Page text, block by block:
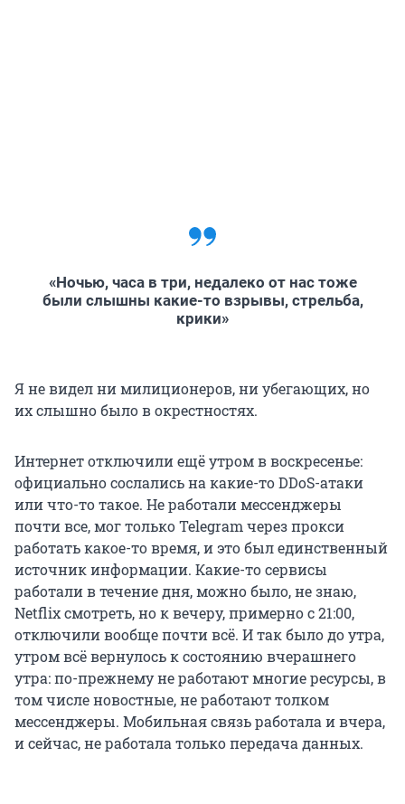
«Ночью, часа в три, недалеко от нас тоже
были слышны какие-то взрывы, стрельба,
крики»
Я не видел ни милиционеров, ни убегающих, но
их слышно было в окрестностях.
Интернет отключили ещё утром в воскресенье:
официально сослались на какие-то DDoS-атаки
или что-то такое. Не работали мессенджеры
почти все, мог только Telegram через прокси
работать какое-то время, и это был единственный
источник информации. Какие-то сервисы
работали в течение дня, можно было, не знаю,
Netflix смотреть, но к вечеру, примерно с 21:00,
отключили вообще почти всё. И так было до утра,
утром всё вернулось к состоянию вчерашнего
утра: по-прежнему не работают многие ресурсы, в
том числе новостные, не работают толком
мессенджеры. Мобильная связь работала и вчера,
и сейчас, не работала только передача данных.